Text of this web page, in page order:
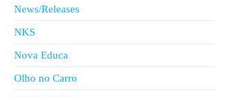
News/Releases
NKS
Nova Educa
Olho no Carro